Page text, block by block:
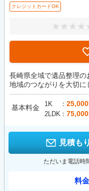
クレジットカードOK
長崎県全域で遺品整理の
地域のつながりを大切
基本料金 1K 25,000
2LDK
75,000
見積も
ただいま電話時
料